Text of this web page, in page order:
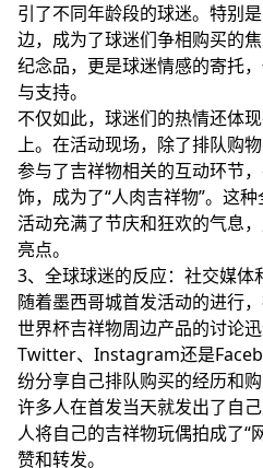
引了不同年龄段的球迷。特别
边，成为了球迷们争相购买的
纪念品，更是球迷情感的寄托
与支持。
不仅如此，球迷们的热情还体
上。在活动现场，除了排队购
参与了吉祥物相关的互动环节
饰，成为了“人肉吉祥物”。这
活动充满了节庆和狂欢的气息
亮点。
3、全球球迷的反应：社交媒体
随着墨西哥城首发活动的进行
世界杯吉祥物周边产品的讨论
Twitter、Instagram还是
纷分享自己排队购买的经历和
许多人在首发当天就发出了自
人将自己的吉祥物玩偶拍成了“
赞和转发。